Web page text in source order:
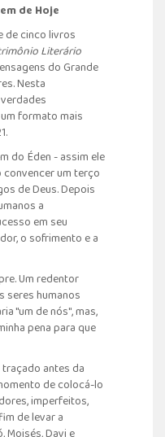
de Hoje
de cinco livros
Literário
do Grande
Nesta
formato mais
do Éden - assim ele
convencer um terço
de Deus. Depois
a
em seu
o sofrimento e a
Um redentor
seres humanos
"um de nós", mas,
pena para que
antes da
de colocá-lo
imperfeitos,
de levar a
Moisés, Davi e